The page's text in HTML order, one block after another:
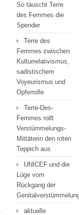
So täuscht Terre
des Femmes die
Spender
Terre des
Femmes zwischen
Kulturrelativismus,
sadistischem
Voyeurismus und
Opferrolle
Terre-Des-
Femmes rollt
Verstümmelungs-
Mittäterin den roten
Teppich aus
UNICEF und die
Lüge vom
Rückgang der
aktuelle